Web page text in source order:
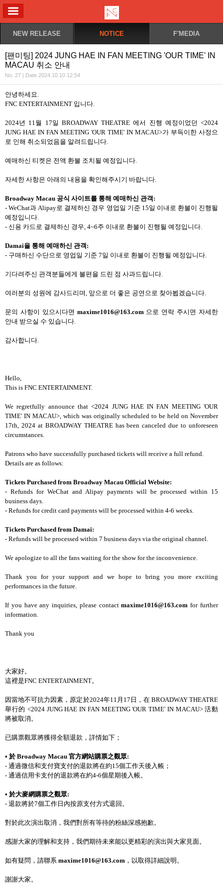
NEW RELEASE NOTICE F'MEDIA
[팬미팅] 2024 JUNG HAE IN FAN MEETING 'OUR TIME' IN
MACAU 취소 안내
No. 27 | Date 2024.10.10 12:54
안녕하세요.
FNC ENTERTAINMENT 입니다.
2024년 11월 17일 BROADWAY THEATRE에서 진행 예정이었던 <2024
JUNG HAE IN FAN MEETING 'OUR TIME' IN MACAU>가 부득이한 사정으
로 인해 취소되었음을 알려드립니다.
예매하신 티켓은 전액 환불 조치될 예정입니다.
자세한 사항은 아래의 내용을 확인해주시기 바랍니다.
Broadway Macau 공식 사이트를 통해 예매하신 관객 :
- WeChat과 Alipay로 결제하신 경우 영업일 기준 15일 이내로 환불이 진행될
예정입니다.
- 신용 카드로 결제하신 경우, 4~6주 이내로 환불이 진행될 예정입니다.
Damai을 통해 예매하신 관객 :
- 구매하신 수단으로 영업일 기준 7일 이내로 환불이 진행될 예정입니다.
기다려주신 관객분들에게 불편을 드린 점 사과드립니다.
여러분의 성원에 감사드리며, 앞으로 더 좋은 공연으로 찾아뵙겠습니다.
문의 사항이 있으시다면 maxime1016@163.com 으로 연락 주시면 자세한
안내 받으실 수 있습니다.
감사합니다.
Hello,
This is FNC ENTERTAINMENT.
We regretfully announce that <2024 JUNG HAE IN FAN MEETING 'OUR
TIME' IN MACAU>, which was originally scheduled to be held on November
17th, 2024 at BROADWAY THEATRE has been canceled due to unforeseen
circumstances.
Patrons who have successfully purchased tickets will receive a full refund.
Details are as follows:
Tickets Purchased from Broadway Macau Official Website:
- Refunds for WeChat and Alipay payments will be processed within 15
business days.
- Refunds for credit card payments will be processed within 4-6 weeks.
Tickets Purchased from Damai:
- Refunds will be processed within 7 business days via the original channel.
We apologize to all the fans waiting for the show for the inconvenience.
Thank you for your support and we hope to bring you more exciting
performances in the future.
If you have any inquiries, please contactmaxime1016@163.com for further
information.
Thank you
大家好。
這裡是FNC ENTERTAINMENT。
因當地不可抗力因素，原定於2024年11 月 17 日，在BROADWAY THEATRE
舉行的 <2024 JUNG HAE IN FAN MEETING 'OUR TIME' IN MACAU>活動
將被取消。
已購票觀眾將獲得全額退款，詳情如下；
• 於 Broadway Macau 官方網站購票之觀眾:
- 通過微信和支付寶支付的退款將在約15個工作天後入帳 ；
- 通過信用卡支付的退款將在約4-6個星期後入帳。
• 於大麥網購票之觀眾:
- 退款將於7個工作日內按原支付方式退回 。
對於此次演出取消，我們對所有等待的粉絲深感抱歉。
感謝大家的理解和支持，我們期待未來能以更精彩的演出與大家見面。
如有疑問，請聯系 maxime1016@163.com ， 以取得詳細說明 。
謝謝大家。